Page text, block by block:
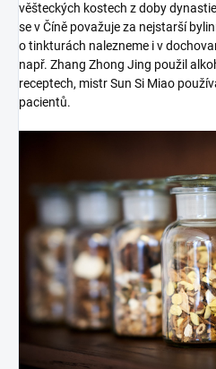
věšteckých kostech z doby
se v Číně považuje za nejstarší
o tinkturách nalezneme i v
např. Zhang Zhong Jing použil
receptech, mistr Sun Si Miao
pacientů.